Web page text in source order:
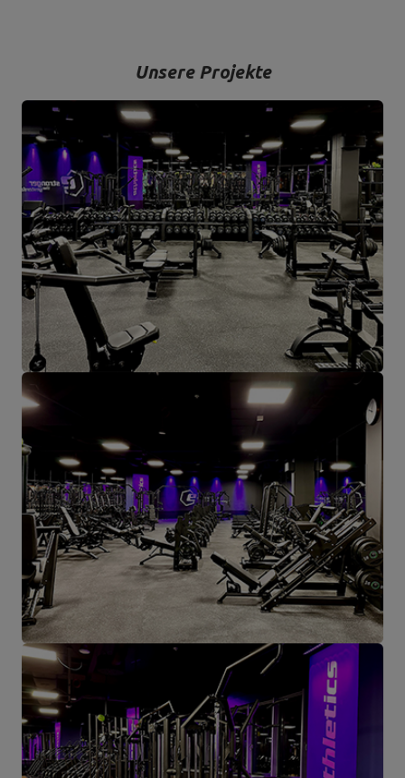
Starachowice in der Woiwodschaft Świętokrzyskie. Hier befinden
sich unsere Büroräume und die Produktions- und Lagerhallen. Von
hier aus werden alle Formen des Online-Verkaufs und der Kontakt
mit unseren Kunden gesteuert. Von hier aus werden auch unsere
Produkte für einzelne Empfänger und Partnergeschäfte geschickt.
Das Herz unseres Unternehmens liegt in Starachowice und das ist
die Ortschaft, wo alles anfängt.
Unsere Projekte